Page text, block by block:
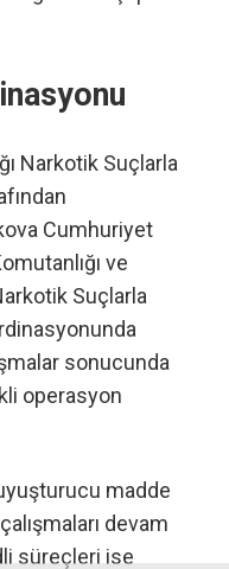
Narkotik Suçlarla
Cumhuriyet
ve
Suçlarla
sonucunda
operasyon
madde
devam
süreçleri ise